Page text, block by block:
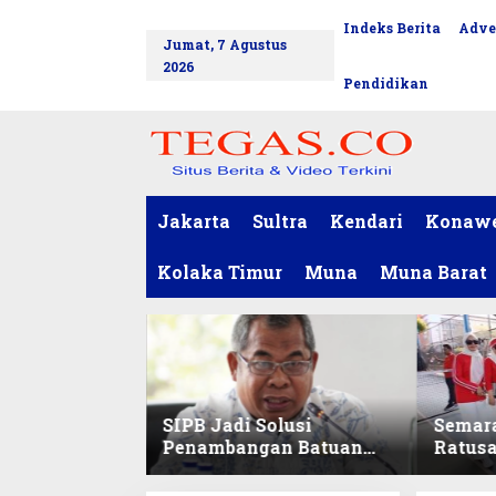
Jumat, 7 Agustus
2026
Indeks Berita
Pendidikan
Jakarta Sultra Kendari
Kolaka Timur Muna Muna Barat
SIPB Jadi Solusi
Penambangan Batuan
Komoditas ex-Golongan